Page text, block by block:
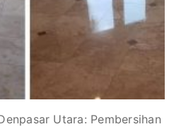
Utara: Pembersihan